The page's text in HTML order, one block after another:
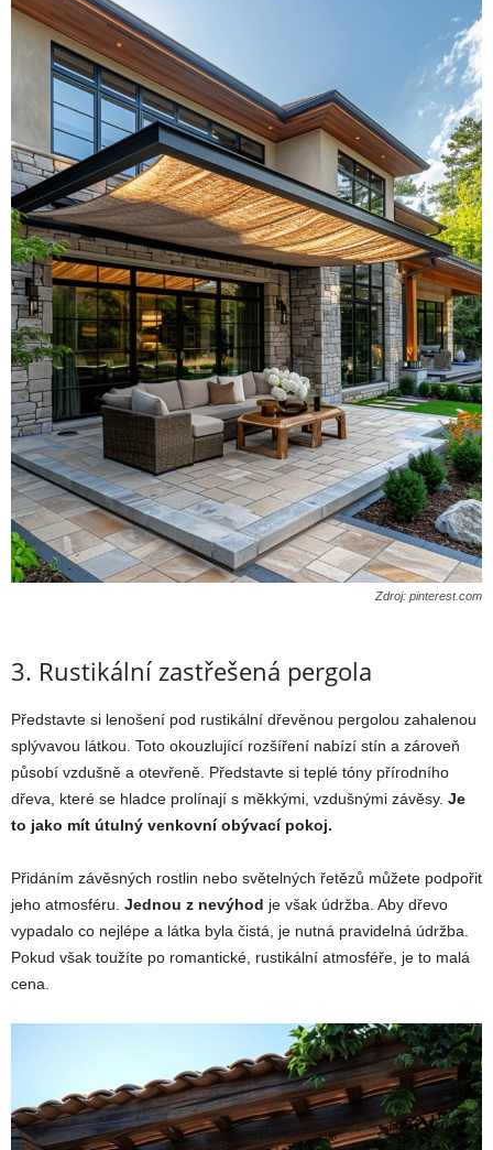
Zdroj: pinterest.com
3. Rustikální zastřešená pergola
Představte si lenošení pod rustikální dřevěnou pergolou zahalenou
splývavou látkou. Toto okouzlující rozšíření nabízí stín a zároveň
působí vzdušně a otevřeně. Představte si teplé tóny přírodního
dřeva, které se hladce prolínají s měkkými, vzdušnými závěsy. Je
to jako mít útulný venkovní obývací pokoj.
Přidáním závěsných rostlin nebo světelných řetězů můžete podpořit
jeho atmosféru. Jednou z nevýhod je však údržba. Aby dřevo
vypadalo co nejlépe a látka byla čistá, je nutná pravidelná údržba.
Pokud však toužíte po romantické, rustikální atmosféře, je to malá
cena.